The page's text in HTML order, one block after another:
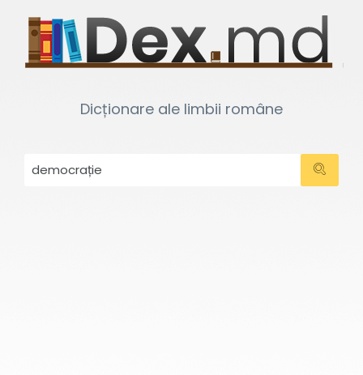
Dicționare ale limbii române